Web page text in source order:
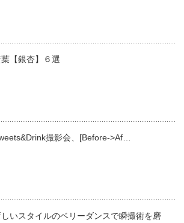
【銀杏】６選
撮影会、[Before->Af…
しいスタイルのベリーダンスで瞬撮術を磨